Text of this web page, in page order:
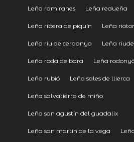
Leña ramiranes Leña redueña
Leña ribera de piquín Leña
Leña riu de cerdanya Leña
Leña roda de bara Leña
Leña rubió Leña sales de llierca
Leña salvatierra de miño
Leña san agustín del guadalix
Leña san martín de la vega